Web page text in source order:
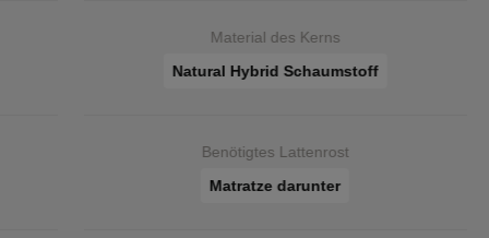
Material des Kerns
Natural Hybrid Schaumstoff
Benötigtes Lattenrost
Matratze darunter